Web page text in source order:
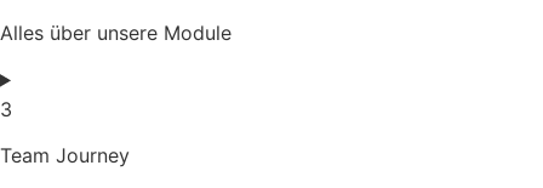
Alles über unsere Module
3
Team Journey